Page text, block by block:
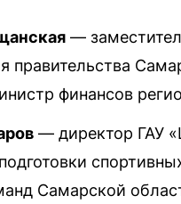
—
правительства
финансов
— директор ГАУ
Самарской